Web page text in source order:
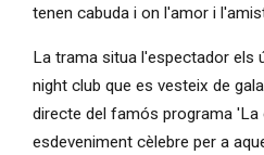
tenen cabuda i on l'amor i
La trama situa l'espectador els
night club que es vesteix de
directe del famós programa 'La
esdeveniment cèlebre per a